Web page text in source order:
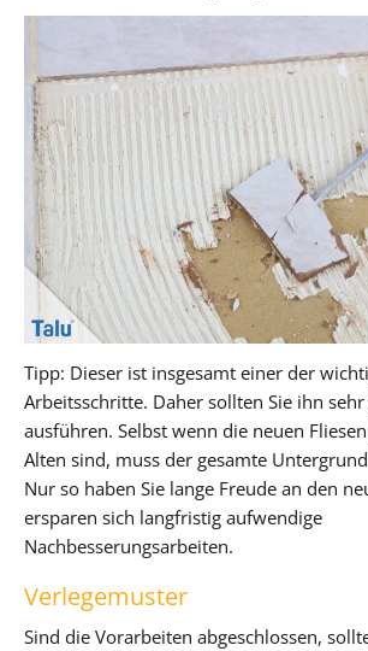
Tipp: Dieser ist insgesamt einer der
Arbeitsschritte. Daher sollten Sie ihn
ausführen. Selbst wenn die neuen
Alten sind, muss der gesamte
Nur so haben Sie lange Freude an den
ersparen sich langfristig aufwendige
Nachbesserungsarbeiten.
Verlegemuster
Sind die Vorarbeiten abgeschlossen,